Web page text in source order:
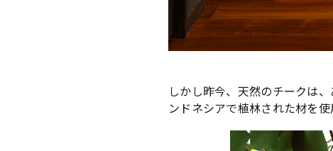
しかし昨今、天然のチークは
ンドネシアで植林された材を